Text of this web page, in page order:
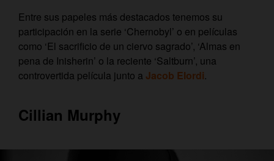
Entre sus papeles más destacados tenemos su
participación en la serie ‘Chernobyl’ o en películas
como ‘El sacrificio de un ciervo sagrado’, ‘Almas en
pena de Inisherin’ o la reciente ‘Saltburn’, una
controvertida película junto a Jacob Elordi.
Cillian Murphy